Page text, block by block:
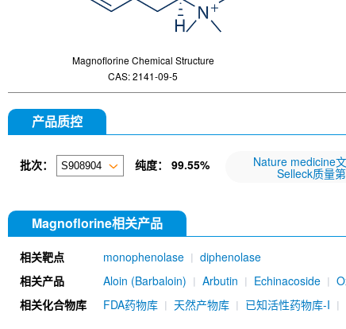
Magnoflorine Chemical Structure
CAS: 2141-09-5
产品质控
批次： 纯度： 99.55% Nature medicine
Selleck质量
Magnoflorine相关产品
相关靶点 monophenolase
diphenolase
相关产品
Aloin (Barbaloin) Arbutin Echinacoside
相关化合物库
FDA药物库 天然产物库 已知活性药物库-I